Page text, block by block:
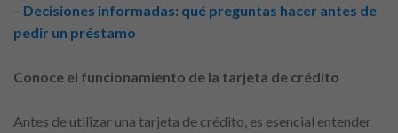
– Decisiones informadas: qué preguntas hacer antes de
pedir un préstamo
Conoce el funcionamiento de la tarjeta de crédito
Antes de utilizar una tarjeta de crédito, es esencial entender